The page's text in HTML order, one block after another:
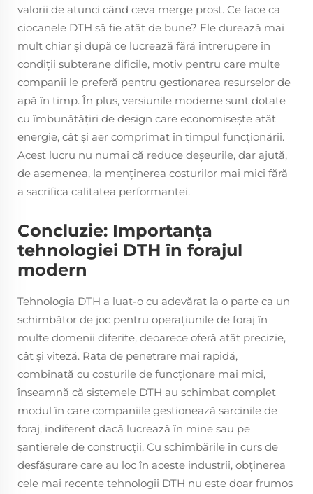
valorii de atunci când ceva merge prost. Ce face ca
ciocanele DTH să fie atât de bune? Ele durează mai
mult chiar și după ce lucrează fără întrerupere în
condiții subterane dificile, motiv pentru care multe
companii le preferă pentru gestionarea resurselor de
apă în timp. În plus, versiunile moderne sunt dotate
cu îmbunătăţiri de design care economiseşte atât
energie, cât şi aer comprimat în timpul funcţionării.
Acest lucru nu numai că reduce deșeurile, dar ajută,
de asemenea, la menținerea costurilor mai mici fără
a sacrifica calitatea performanței.
Concluzie: Importanța
tehnologiei DTH în forajul
modern
Tehnologia DTH a luat-o cu adevărat la o parte ca un
schimbător de joc pentru operațiunile de foraj în
multe domenii diferite, deoarece oferă atât precizie,
cât și viteză. Rata de penetrare mai rapidă,
combinată cu costurile de funcționare mai mici,
înseamnă că sistemele DTH au schimbat complet
modul în care companiile gestionează sarcinile de
foraj, indiferent dacă lucrează în mine sau pe
șantierele de construcții. Cu schimbările în curs de
desfășurare care au loc în aceste industrii, obținerea
cele mai recente tehnologii DTH nu este doar frumos